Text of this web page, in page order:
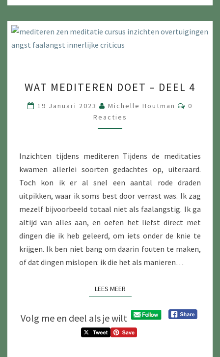
MEDITEREN
DOET
–
DEEL
WAT MEDITEREN DOET – DEEL 4
19 Januari 2023 Michelle Houtman Reacties
0
Reacties
Inzichten tijdens mediteren Tijdens de meditaties
kwamen allerlei soorten gedachtes op, uiteraard.
Toch kon ik er al snel een aantal rode draden
uitpikken, waar ik soms best door verrast was. Ik zag
mezelf bijvoorbeeld totaal niet als faalangstig. Ik ga
altijd van alles aan, en oefen het liefst direct met
dingen die ik heb geleerd, om iets onder de knie te
krijgen. Ik ben niet bang om daarin fouten te maken,
of dat dingen mislopen: ik die het als manieren…
LEES MEERLEES MEER
Volg me en deel als je wilt